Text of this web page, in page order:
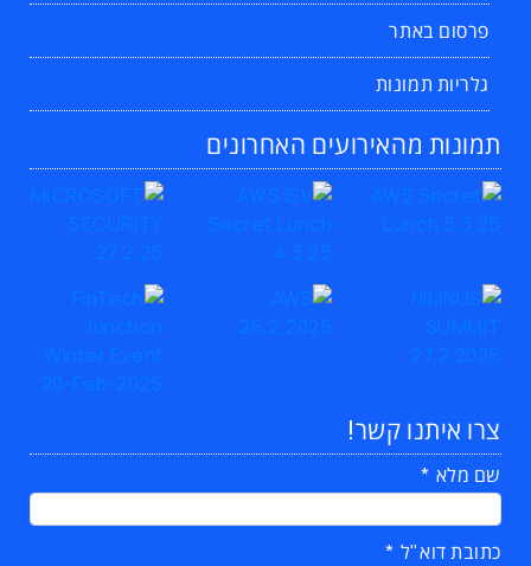
פרסום באתר
גלריות תמונות
תמונות מהאירועים האחרונים
צרו איתנו קשר!
שם מלא
כתובת דוא"ל